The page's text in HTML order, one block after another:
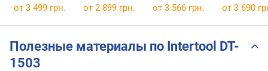
от 3 499 грн. от 2 899 грн. от 3 566 грн. от 3 690
Полезные материалы по Intertool DT-
1503